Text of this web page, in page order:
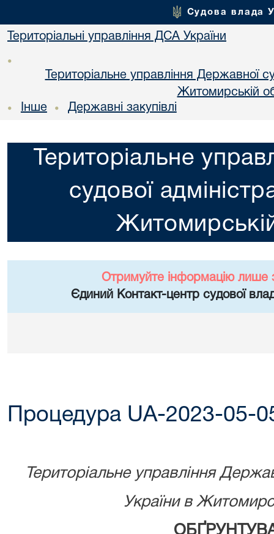
Судова влада
Територіальні управління ДСА України
•
Територіальне управління Державної
Житомирській
• Інше • Державні закупівлі
Територіальне
судової
Отримуйте інформацію лише
Єдиний Контакт-центр судової
Процедура UA-2023-05-
Територіальне управління
України в